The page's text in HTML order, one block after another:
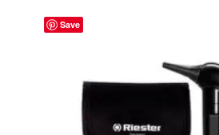
Save